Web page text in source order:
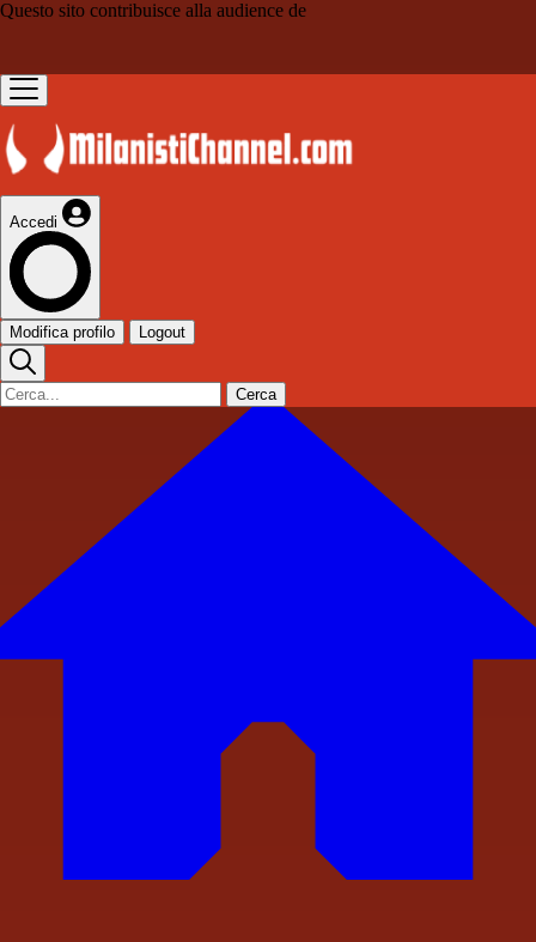
Questo sito contribuisce alla audience de
Accedi
Modifica profilo Logout
Cerca